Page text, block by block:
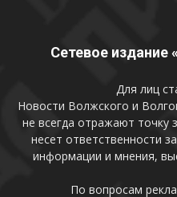
Сетевое издание
Для лиц
Новости Волжского и
не всегда отражают точку
несет ответственности
информации и мнения,
По вопросам